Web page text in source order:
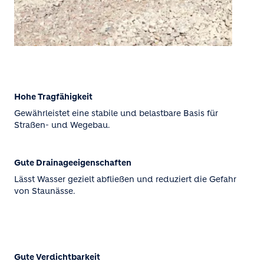
Hohe Tragfähigkeit
Gewährleistet eine stabile und belastbare Basis für
Straßen- und Wegebau.
Gute Drainageeigenschaften
Lässt Wasser gezielt abfließen und reduziert die Gefahr
von Staunässe.
Gute Verdichtbarkeit